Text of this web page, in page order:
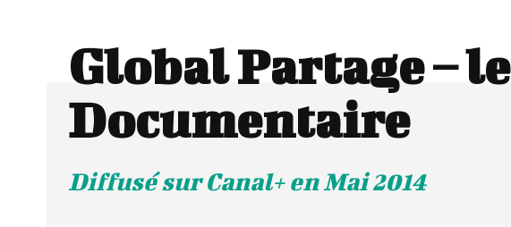
Global Partage – le
Documentaire
Diffusé sur Canal+ en Mai 2014